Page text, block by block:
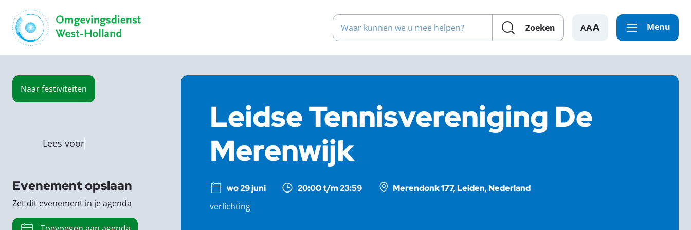
Waar kunnen we u mee helpen?
Zoeken A Menu
Naarfestiviteiten
Leidse Tennisvereniging De
Merenwijk
wo 29 juni 20:00 t/m 23:59
Merendonk 177, Leiden, Nederland
verlichting
Lees voor
Evenement opslaan
Zet dit evenement in je agenda